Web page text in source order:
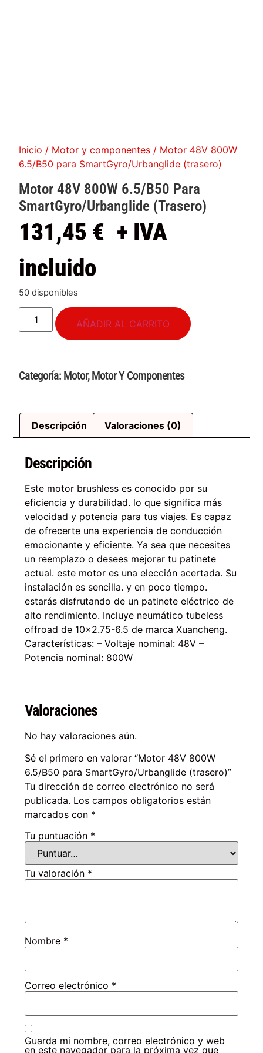
Inicio / Motor y componentes / Motor 48V 800W
6.5/B50 para SmartGyro/Urbanglide (trasero)
Motor 48V 800W 6.5/B50 Para
SmartGyro/Urbanglide (trasero)
131,45 € + IVA
incluido
50 disponibles
AÑADIR AL CARRITO
Categoría: Motor,Motor Y Componentes
Descripción Valoraciones (0)
Descripción
Este motor brushless es conocido por su
eficiencia y durabilidad. lo que significa más
velocidad y potencia para tus viajes. Es capaz
de ofrecerte una experiencia de conducción
emocionante y eficiente. Ya sea que necesites
un reemplazo o desees mejorar tu patinete
actual. este motor es una elección acertada. Su
instalación es sencilla. y en poco tiempo.
estarás disfrutando de un patinete eléctrico de
alto rendimiento. Incluye neumático tubeless
offroad de 10×2.75-6.5 de marca Xuancheng.
Características: – Voltaje nominal: 48V –
Potencia nominal: 800W
Valoraciones
No hay valoraciones aún.
Sé el primero en valorar “Motor 48V 800W
6.5/B50 para SmartGyro/Urbanglide (trasero)”
Tu dirección de correo electrónico no será
publicada. Los campos obligatorios están
marcados con *
Tu puntuación *
Tu valoración *
Nombre *
Correo electrónico *
Guarda mi nombre, correo electrónico y web
en este navegador para la próxima vez que